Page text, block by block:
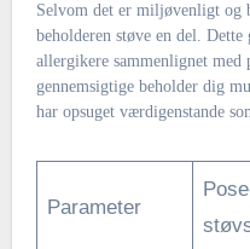
Selvom det er miljøvenligt
beholderen støve en del.
allergikere sammenlignet med
gennemsigtige beholder dig
har opsuget værdigenstande
Parameter